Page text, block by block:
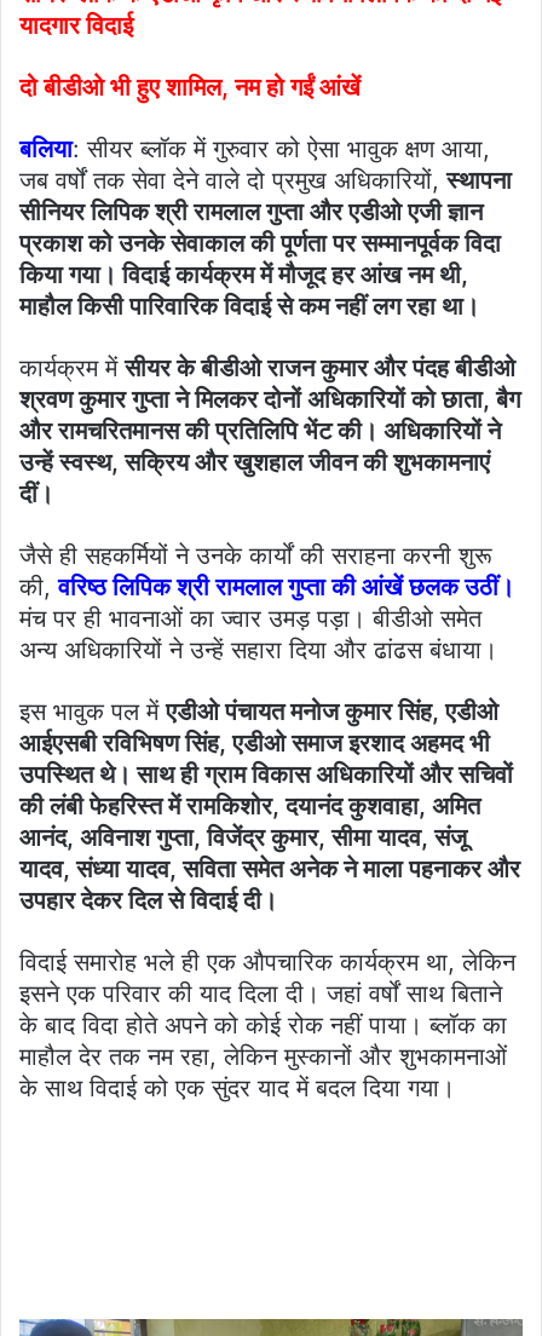
यादगार विदाई
दो बीडीओ भी हुए शामिल, नम हो गईं आंखें
बलिया: सीयर ब्लॉक में गुरुवार को ऐसा भावुक क्षण आया,
जब वर्षों तक सेवा देने वाले दो प्रमुख अधिकारियों,स्थापना
सीनियर लिपिक श्री रामलाल गुप्ता और एडीओ एजी ज्ञान
प्रकाश को उनके सेवाकाल की पूर्णता पर सम्मानपूर्वक विदा
किया गया। विदाई कार्यक्रम में मौजूद हर आंख नम थी,
माहौल किसी पारिवारिक विदाई से कम नहीं लग रहा था।
कार्यक्रम मेंसीयर के बीडीओ राजन कुमार और पंदह बीडीओ
श्रवण कुमार गुप्ता ने मिलकर दोनों अधिकारियों को छाता, बैग
और रामचरितमानस की प्रतिलिपि भेंट की। अधिकारियों ने
उन्हें स्वस्थ, सक्रिय और खुशहाल जीवन की शुभकामनाएं
दीं।
जैसे ही सहकर्मियों ने उनके कार्यों की सराहना करनी शुरू
की,वरिष्ठ लिपिक श्री रामलाल गुप्ता की आंखें छलक उठीं।
मंच पर ही भावनाओं का ज्वार उमड़ पड़ा। बीडीओ समेत
अन्य अधिकारियों ने उन्हें सहारा दिया और ढांढस बंधाया।
इस भावुक पल मेंएडीओ पंचायत मनोज कुमार सिंह, एडीओ
आईएसबी रविभिषण सिंह, एडीओ समाज इरशाद अहमद भी
उपस्थित थे। साथ ही ग्राम विकास अधिकारियों और सचिवों
की लंबी फेहरिस्त में रामकिशोर, दयानंद कुशवाहा, अमित
आनंद, अविनाश गुप्ता, विजेंद्र कुमार, सीमा यादव, संजू
यादव, संध्या यादव, सविता समेत अनेक ने माला पहनाकर और
उपहार देकर दिल से विदाई दी।
विदाई समारोह भले ही एक औपचारिक कार्यक्रम था, लेकिन
इसने एक परिवार की याद दिला दी। जहां वर्षों साथ बिताने
के बाद विदा होते अपने को कोई रोक नहीं पाया। ब्लॉक का
माहौल देर तक नम रहा, लेकिन मुस्कानों और शुभकामनाओं
के साथ विदाई को एक सुंदर याद में बदल दिया गया।